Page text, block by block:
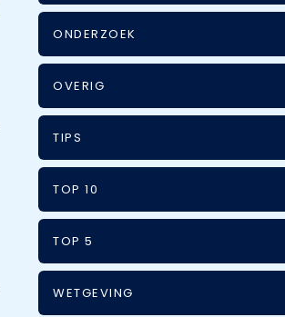
ONDERZOEK
OVERIG
TIPS
TOP 10
TOP 5
WETGEVING